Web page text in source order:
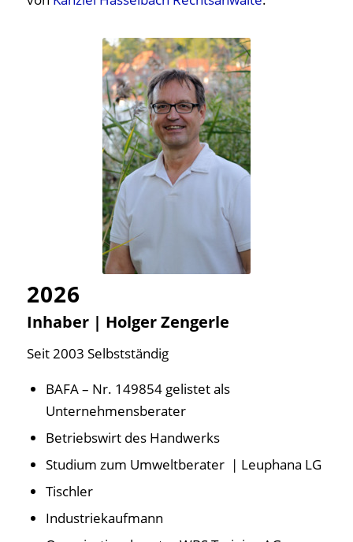
2026
Inhaber | Holger Zengerle
Seit 2003 Selbstständig
BAFA – Nr. 149854 gelistet als
Unternehmensberater
Betriebswirt des Handwerks
Studium zum Umweltberater | Leuphana LG
Tischler
Industriekaufmann